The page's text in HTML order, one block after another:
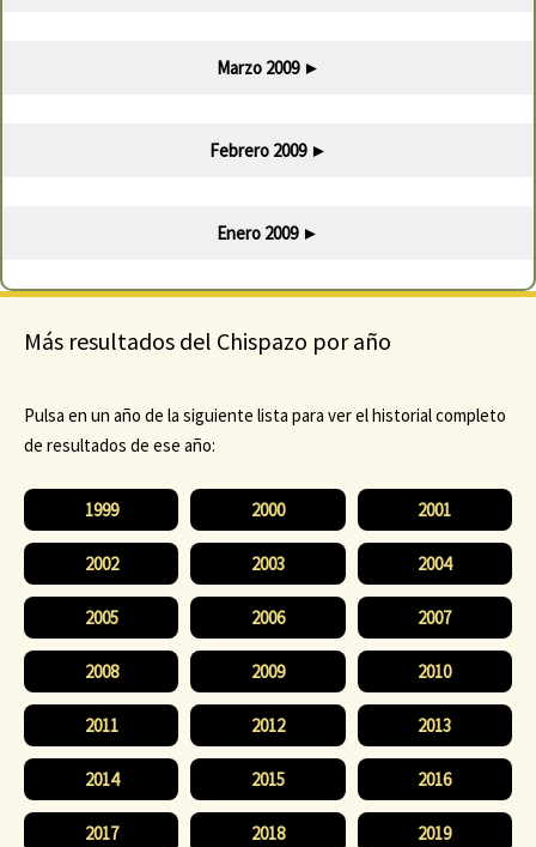
Marzo 2009 ►
Febrero 2009 ►
Enero 2009 ►
Más resultados del Chispazo por año
Pulsa en un año de la siguiente lista para ver el historial completo
de resultados de ese año:
1999 2000 2001
2002 2003 2004
2005 2006 2007
2008 2009 2010
2011 2012 2013
2014 2015 2016
2017 2018 2019